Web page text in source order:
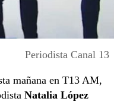
Periodista Canal 13
mañana en T13 AM,
Natalia López